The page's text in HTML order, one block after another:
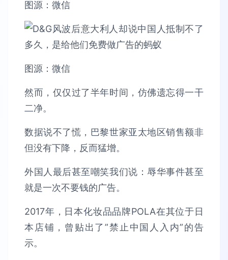
图源：微信
图源：微信
然而，仅仅过了半年时间，仿佛遗忘得一干
二净。
数据说不了慌，巴黎世家亚太地区销售额非
但没有下降，反而猛增。
外国人最后甚至嘲笑我们说：辱华事件甚至
就是一次不要钱的广告。
2017年，日本化妆品品牌POLA在其位于日
本店铺，曾贴出了”禁止中国人入内”的告
示。